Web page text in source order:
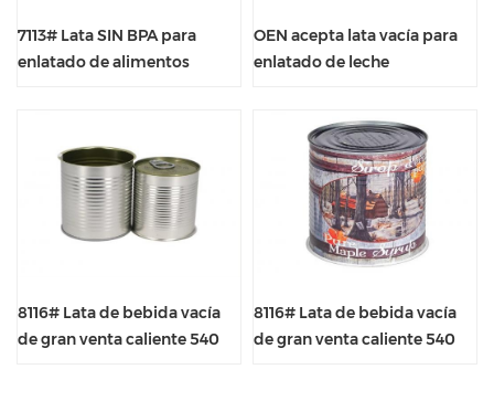
7113# Lata SIN BPA para
enlatado de alimentos
OEN acepta lata vacía para
enlatado de leche
8116# Lata de bebida vacía
de gran venta caliente 540
8116# Lata de bebida vacía
de gran venta caliente 540